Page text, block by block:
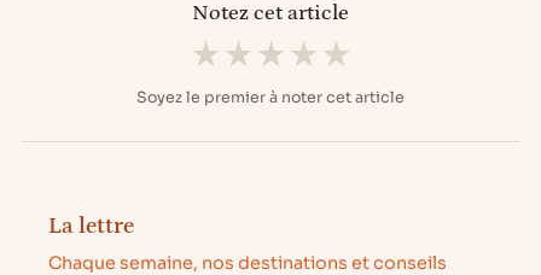
Notez cet article
★★★★★
Soyez le premier à noter cet article
La lettre
Chaque semaine, nos destinations et conseils